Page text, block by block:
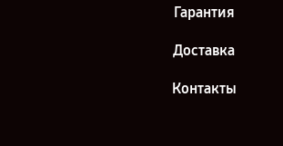
Гарантия
Доставка
Контакты